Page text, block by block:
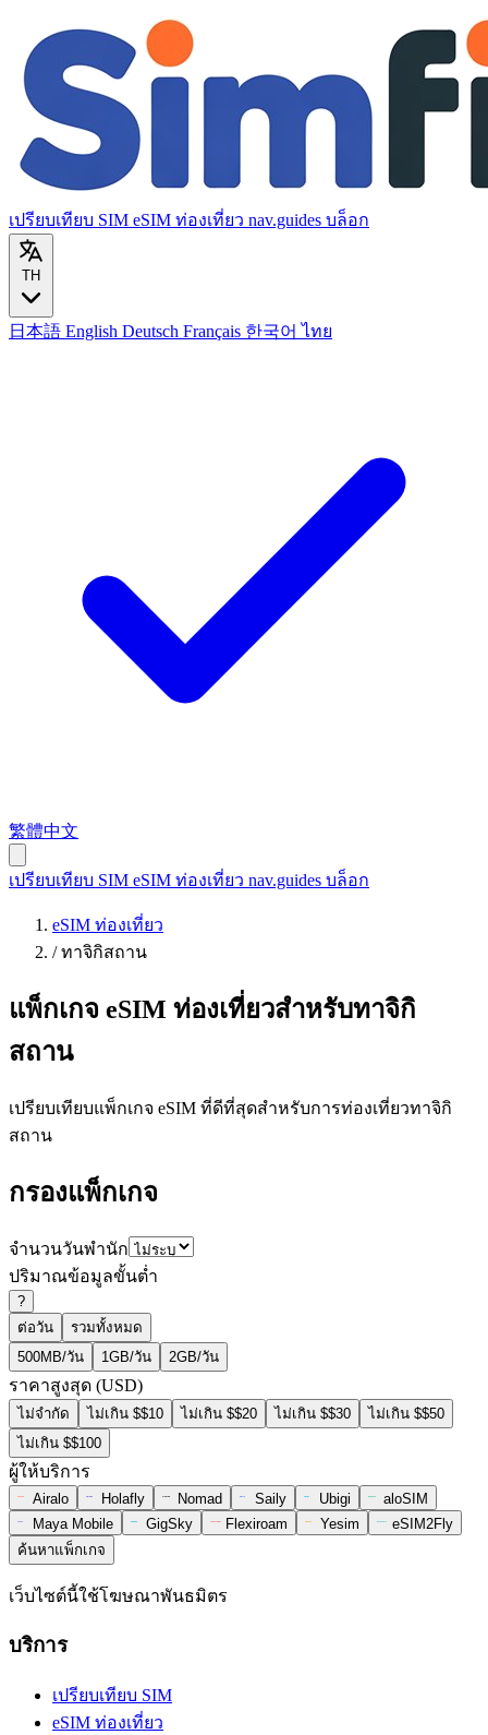
เปรียบเทียบ SIM eSIM ท่องเที่ยว nav.guides บล็อก
TH
日本語 English Deutsch Français 한국어 ไทย
繁體中文
เปรียบเทียบ SIM eSIM ท่องเที่ยว nav.guides บล็อก
eSIM ท่องเที่ยว
/ ทาจิกิสถาน
แพ็กเกจ eSIM ท่องเที่ยวสำหรับทาจิกิ
สถาน
เปรียบเทียบแพ็กเกจ eSIM ที่ดีที่สุดสำหรับการท่องเที่ยวทาจิกิ
สถาน
กรองแพ็กเกจ
จำนวนวันพำนัก
ปริมาณข้อมูลขั้นต่ำ
?
ต่อวัน
รวมทั้งหมด
500MB/วัน
1GB/วัน 2GB/วัน
ราคาสูงสุด (USD)
ไม่จำกัด ไม่เกิน $$10 ไม่เกิน $$20 ไม่เกิน $$30
ไม่เกิน $$50
ไม่เกิน $$100
ผู้ให้บริการ
Airalo Holafly Nomad Saily Ubigi
aloSIM
Maya Mobile
GigSky Flexiroam Yesim
eSIM2Fly
ค้นหาแพ็กเกจ
เว็บไซต์นี้ใช้โฆษณาพันธมิตร
บริการ
เปรียบเทียบ SIM
eSIM ท่องเที่ยว